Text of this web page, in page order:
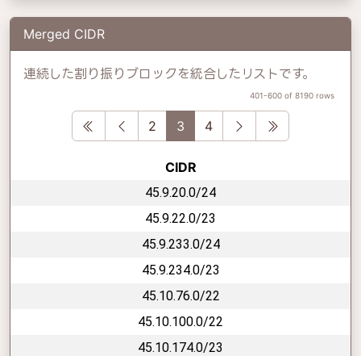
Merged CIDR
連続した割り振りブロックを統合したリストです。
401-600 of 8190 rows
First Previous
2 3 4 Next
CIDR
45.9.20.0/24
45.9.22.0/23
45.9.233.0/24
45.9.234.0/23
45.10.76.0/22
45.10.100.0/22
45.10.174.0/23